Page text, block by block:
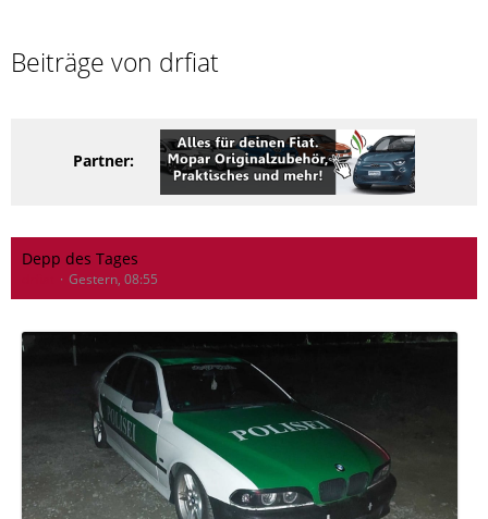
Beiträge von drfiat
Partner:
Depp des Tages
Gestern, 08:55